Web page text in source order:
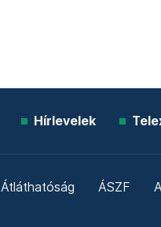
Hírlevelek
Átláthatóság ÁSZF